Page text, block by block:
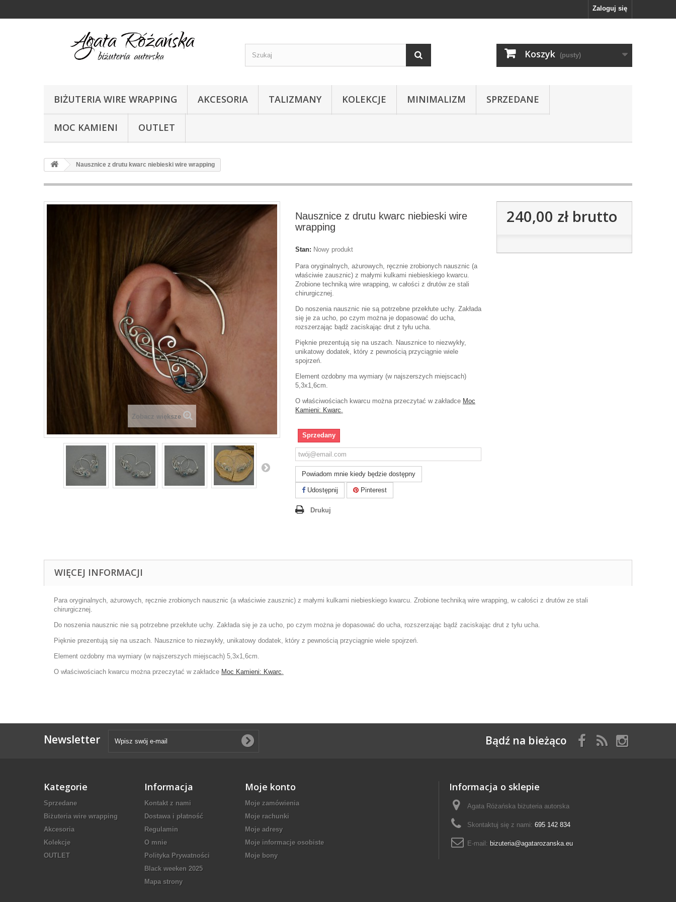
Zaloguj się
Koszyk (pusty)
BIŻUTERIA WIRE WRAPPING AKCESORIA TALIZMANY KOLEKCJE MINIMALIZM SPRZEDANE
MOC KAMIENI OUTLET
Nausznice z drutu kwarc niebieski wire wrapping
Zobacz większe
Nausznice z drutu kwarc niebieski wire
wrapping
Stan: Nowy produkt
Para oryginalnych, ażurowych, ręcznie zrobionych nausznic (a
właściwie zausznic) z małymi kulkami niebieskiego kwarcu.
Zrobione techniką wire wrapping, w całości z drutów ze stali
chirurgicznej.
Do noszenia nausznic nie są potrzebne przekłute uchy. Zakłada
się je za ucho, po czym można je dopasować do ucha,
rozszerzając bądź zaciskając drut z tyłu ucha.
Pięknie prezentują się na uszach. Nausznice to niezwykły,
unikatowy dodatek, który z pewnością przyciągnie wiele
spojrzeń.
Element ozdobny ma wymiary (w najszerszych miejscach)
5,3x1,6cm.
O właściwościach kwarcu można przeczytać w zakładce Moc
Kamieni: Kwarc
Sprzedany
Powiadom mnie kiedy będzie dostępny
Udostępnij Pinterest
Drukuj
240,00 złbrutto
WIĘCEJ INFORMACJI
Para oryginalnych, ażurowych, ręcznie zrobionych nausznic (a właściwie zausznic) z małymi kulkami niebieskiego kwarcu. Zrobione techniką wire wrapping, w całości z drutów ze stali
chirurgicznej.
Do noszenia nausznic nie są potrzebne przekłute uchy. Zakłada się je za ucho, po czym można je dopasować do ucha, rozszerzając bądź zaciskając drut z tyłu ucha.
Pięknie prezentują się na uszach. Nausznice to niezwykły, unikatowy dodatek, który z pewnością przyciągnie wiele spojrzeń.
Element ozdobny ma wymiary (w najszerszych miejscach) 5,3x1,6cm.
O właściwościach kwarcu można przeczytać w zakładce Moc Kamieni: Kwarc
Newsletter Bądź na bieżąco
Kategorie
Sprzedane
Biżuteria wire wrapping
Akcesoria
Kolekcje
OUTLET
Informacja
Kontakt z nami
Dostawa i płatność
Regulamin
O mnie
Polityka Prywatności
Black weeken 2025
Mapa strony
Moje konto
Moje zamówienia
Moje rachunki
Moje adresy
Moje informacje osobiste
Moje bony
Informacja o sklepie
Agata Różańska biżuteria autorska
Skontaktuj się z nami: 695 142 834
E-mail: bizuteria@agatarozanska.eu